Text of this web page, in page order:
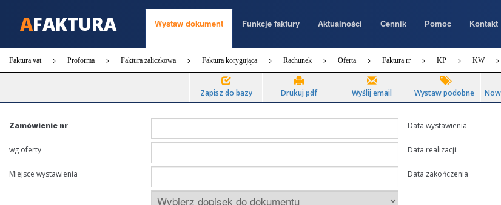
AFAKTURA Wystaw dokument Funkcje faktury Aktualności Cennik Pomoc Kontakt
Faktura vat Proforma Faktura zaliczkowa Faktura korygująca Rachunek Oferta Faktura rr KP KW
Zapisz do bazy Drukuj pdf Wyślij email Wystaw podobne
Zamówienie nr
wg oferty
Miejsce wystawienia
Data wystawienia
Data realizacji:
Data zakończenia